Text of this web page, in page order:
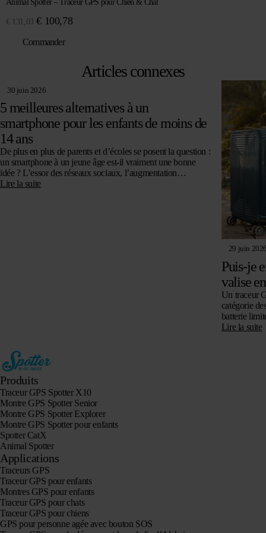
Animal Spotter – Traceur GPS pour Chien & Chat
€ 131,03 Le
initial
€ 100,78Le
€ 100,78.
Commander
Articles connexes
30 juin 2026
5 meilleures alternatives à un
smartphone pour les enfants de moins de
14 ans
De plus en plus de parents et d’écoles se posent la question :
un smartphone à un jeune âge est-il vraiment une bonne
idée ? L’essor des réseaux sociaux, l’augmentation…
Lire la suite
29 juin
Puis-je
valise
Un traceur
catégorie
batterie
fixées et…
Lire la suite
Produits
Traceur GPS Spotter X10
Montre GPS Spotter Senior
Montre GPS Spotter Explorer
Montre GPS Spotter pour enfants
Spotter CatX
Animal Spotter
Applications
Traceurs GPS
Traceur GPS pour enfants
Montres GPS pour enfants
Traceur GPS pour chats
Traceur GPS pour chiens
GPS pour personne agée avec bouton SOS